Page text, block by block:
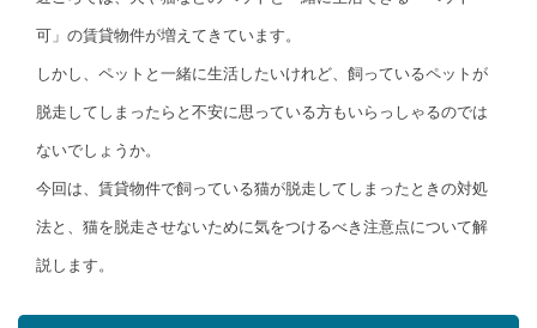
可」の賃貸物件が増えてきています。
しかし、ペットと一緒に生活したいけれど、飼っているペットが
脱走してしまったらと不安に思っている方もいらっしゃるのでは
ないでしょうか。
今回は、賃貸物件で飼っている猫が脱走してしまったときの対処
法と、猫を脱走させないために気をつけるべき注意点について解
説します。